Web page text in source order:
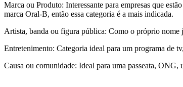
Marca ou Produto: Interessante para empresas que
marca Oral-B, então essa categoria é a mais indicada.
Artista, banda ou figura pública: Como o próprio nome
Entretenimento: Categoria ideal para um programa de
Causa ou comunidade: Ideal para uma passeata, ONG,